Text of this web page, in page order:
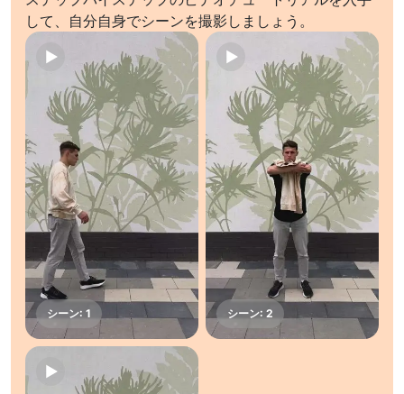
して、自分自身でシーンを撮影しましょう。